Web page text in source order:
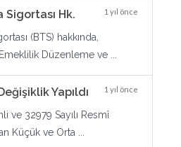
Sigortası Hk. 1 yıl önce
(BTS) hakkında,
Düzenleme ve ...
Yapıldı 1 yıl önce
ve 32979 Sayılı Resmî
Küçük ve Orta ...